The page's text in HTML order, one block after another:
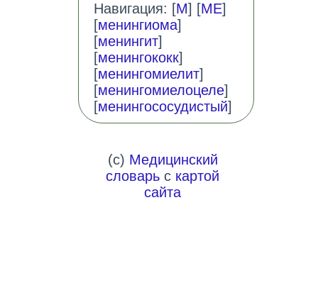
Навигация: [М] [МЕ]
[менингиома]
[менингит]
[менингококк]
[менингомиелит]
[менингомиелоцеле]
[менингососудистый]
(c) Медицинский
словарь с картой
сайта